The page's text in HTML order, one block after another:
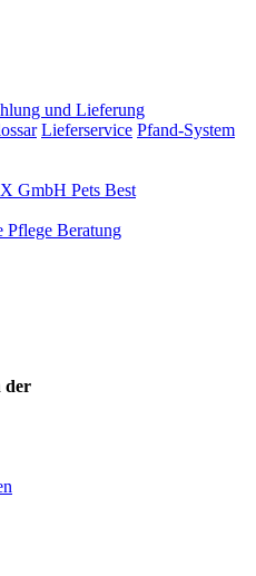
und Lieferung
Lieferservice Pfand-System
GmbH Pets Best
Pflege Beratung
der